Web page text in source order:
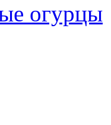
огурцы